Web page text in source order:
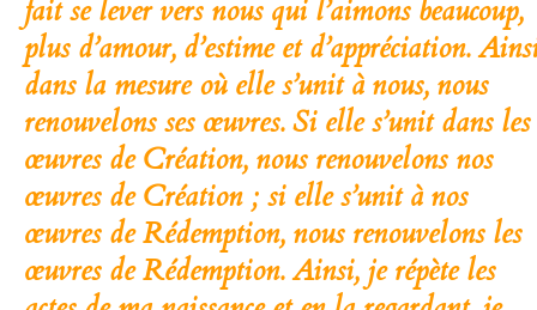
fait se lever vers nous qui l’aimons beaucoup,
plus d’amour, d’estime et d’appréciation.
dans la mesure où elle s’unit à nous, nous
renouvelons ses œuvres. Si elle s’unit dans les
œuvres de Création, nous renouvelons nos
œuvres de Création ; si elle s’unit à nos
œuvres de Rédemption, nous renouvelons les
œuvres de Rédemption. Ainsi, je répète les